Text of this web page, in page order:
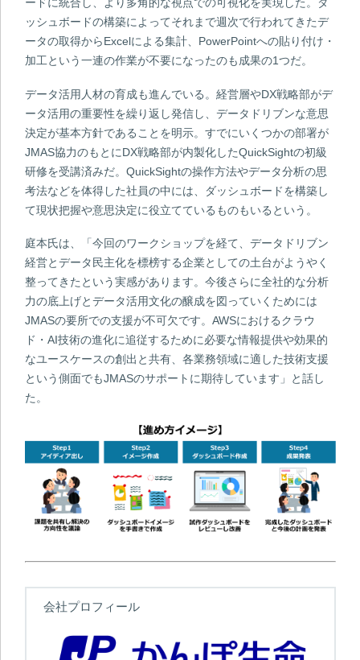
ードに統合し、より多角的な視点での可視化を実現した。ダ
ッシュボードの構築によってそれまで週次で行われてきたデ
ータの取得からExcelによる集計、PowerPointへの貼り付け・
加工という一連の作業が不要になったのも成果の1つだ。
データ活用人材の育成も進んでいる。経営層やDX戦略部がデ
ータ活用の重要性を繰り返し発信し、データドリブンな意思
決定が基本方針であることを明示。すでにいくつかの部署が
JMAS協力のもとにDX戦略部が内製化したQuickSightの初級
研修を受講済みだ。QuickSightの操作方法やデータ分析の思
考法などを体得した社員の中には、ダッシュボードを構築し
て現状把握や意思決定に役立てているものもいるという。
庭本氏は、「今回のワークショップを経て、データドリブン
経営とデータ民主化を標榜する企業としての土台がようやく
整ってきたという実感があります。今後さらに全社的な分析
力の底上げとデータ活用文化の醸成を図っていくためには
JMASの要所での支援が不可欠です。AWSにおけるクラウ
ド・AI技術の進化に追従するために必要な情報提供や効果的
なユースケースの創出と共有、各業務領域に適した技術支援
という側面でもJMASのサポートに期待しています」と話し
た。
会社プロフィール